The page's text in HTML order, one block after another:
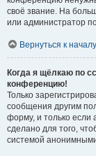
своё звание. На
или администратор
Вернуться к началу
Когда я щёлкаю по
конференцию!
Только
сообщения другим
форму, и только если
сделано для того,
системой